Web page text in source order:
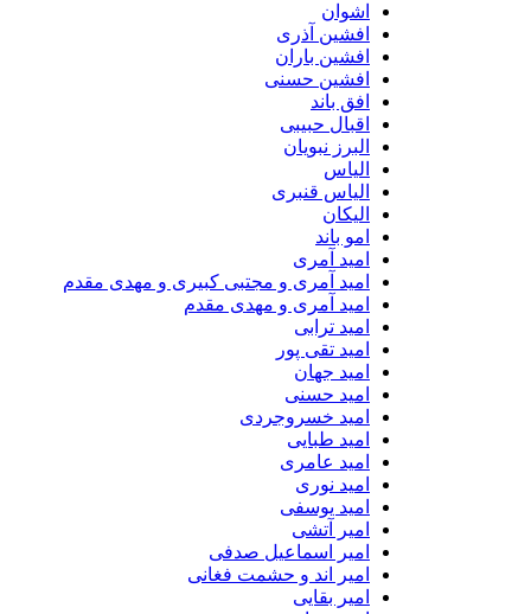
افشین آذری
افشین باران
افشین حسنی
افق باند
اقبال حبیبی
البرز نبویان
الیاس قنبرى
امو باند
امید آمری
امید آمری و مجتبی کبیری و مهدى مقدم
امید آمری و مهدی مقدم
امید ترابی
امید تقی پور
امید جهان
امید حسنی
امید خسروجردی
امید طبایی
امید عامری
امید نوری
امید یوسفی
امیر آتشی
امیر اسماعیل صدفی
امیر اند و حشمت فغانی
امیر بقایی